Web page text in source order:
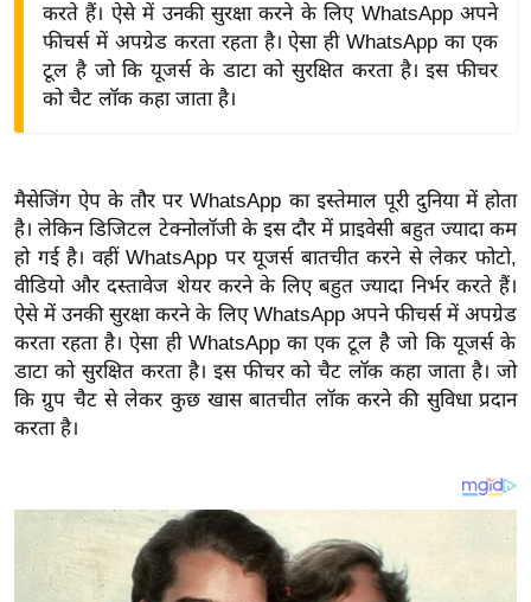
द्यो
त
वि
शे
ष
ज्ञ
रा
य
ब
खे
ल
करते हैं। ऐसे में उनकी सुरक्षा करने के लिए WhatsApp अपने
फीचर्स में अपग्रेड करता रहता है। ऐसा ही WhatsApp का एक
टूल है जो कि यूजर्स के डाटा को सुरक्षित करता है। इस फीचर
को चैट लॉक कहा जाता है।
मैसेजिंग ऐप के तौर परWhatsApp का इस्तेमाल पूरी दुनिया में होता
है। लेकिनडिजिटल टेक्नोलॉजीके इस दौर मेंप्राइवेसीबहुत ज्यादा कम
हो गई है। वहींWhatsApp परयूजर्सबातचीत करने से लेकर फोटो,
वीडियोऔर दस्तावेज शेयर करने के लिए बहुत ज्यादा निर्भर करते हैं।
ऐसे में उनकी सुरक्षा करने के लिए WhatsAppअपने फीचर्समेंअपग्रेड
करता रहता है। ऐसा ही WhatsAppका एकटूल है जो कि यूजर्सके
डाटा को सुरक्षित करता है। इस फीचरकोचैट लॉककहा जाता है। जो
कि ग्रुप चैटसे लेकर कुछ खास बातचीत लॉककरने की सुविधा प्रदान
करता है।